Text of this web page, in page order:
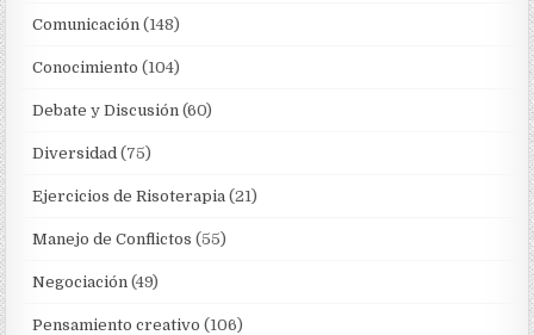
Comunicación (148)
Conocimiento (104)
Debate y Discusión (60)
Diversidad (75)
Ejercicios de Risoterapia (21)
Manejo de Conflictos (55)
Negociación (49)
Pensamiento creativo (106)